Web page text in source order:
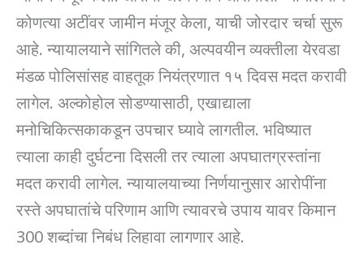
कोणत्या अटींवर जामीन मंजूर केला, याची जोरदार चर्चा सुरू
आहे. न्यायालयाने सांगितले की, अल्पवयीन व्यक्तीला येरवडा
मंडळ पोलिसांसह वाहतूक नियंत्रणात १५ दिवस मदत करावी
लागेल. अल्कोहोल सोडण्यासाठी, एखाद्याला
मनोचिकित्सकाकडून उपचार घ्यावे लागतील. भविष्यात
त्याला काही दुर्घटना दिसली तर त्याला अपघातग्रस्तांना
मदत करावी लागेल. न्यायालयाच्या निर्णयानुसार आरोपींना
रस्ते अपघातांचे परिणाम आणि त्यावरचे उपाय यावर किमान
300 शब्दांचा निबंध लिहावा लागणार आहे.